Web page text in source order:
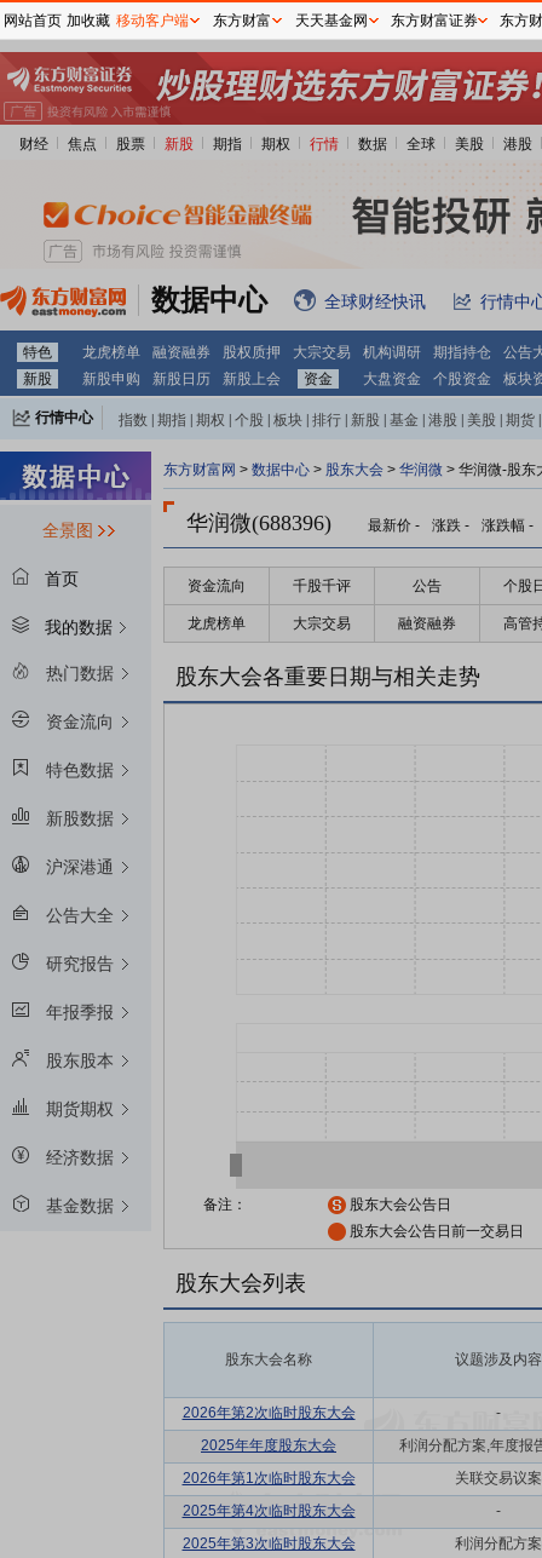
财经 焦点 股票 新股 期指 期权 行情 数据 全球 美股 港股
数据中心 全球财经快讯 行情中
特色 龙虎榜单 融资融券 股权质押 大宗交易 机构调研 期指持仓
公告
新股
新股申购 新股日历 新股上会 资金 大盘资金 个股资金 板块
行情中心 指数 期指 期权 个股 板块 排行 新股 基金 港股 美股 期货
全景图
首页
我的数据
热门数据
资金流向
特色数据
新股数据
沪深港通
公告大全
研究报告
年报季报
股东股本
期货期权
经济数据
基金数据
东方财富网 > 数据中心 > 股东大会 > 华润微 > 华润微-股东
华润微(688396) 最新价 - 涨跌 - 涨跌幅 -
资金流向 千股千评 公告 个股
龙虎榜单 大宗交易 融资融券 高管
股东大会各重要日期与相关走势
备注：
股东大会公告日
股东大会公告日前一交易日
股东大会列表
股东大会名称 议题涉及内容
2026年第2次临时股东大会
-
2025年年度股东大会
利润分配方案,年度报
2026年第1次临时股东大会
关联交易议案
2025年第4次临时股东大会
-
2025年第3次临时股东大会
利润分配方案
网站首页 加收藏 移动客户端 东方财富 天天基金网 东方财富证券 东方